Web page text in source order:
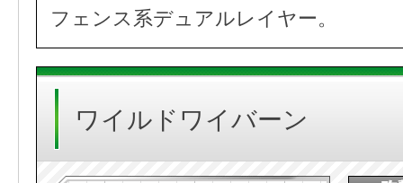
フェンス系デュアルレイヤー。
ワイルドワイバーン